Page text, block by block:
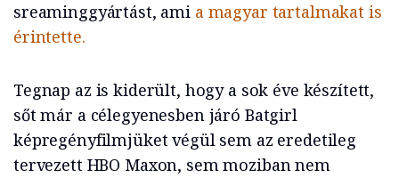
sreaminggyártást, ami a magyar tartalmakat is
érintette.
Tegnap az is kiderült, hogy a sok éve készített,
sőt már a célegyenesben járó Batgirl
képregényfilmjüket végül sem az eredetileg
tervezett HBO Maxon, sem moziban nem